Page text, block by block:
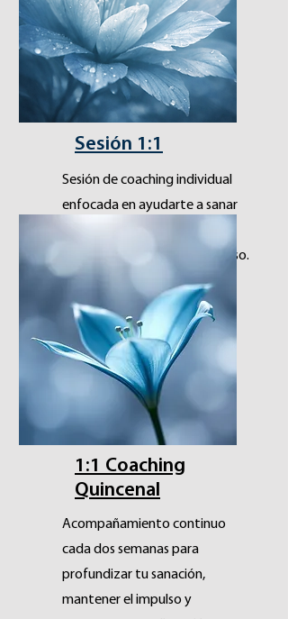
Sesión 1:1
Sesión de coaching individual
enfocada en ayudarte a sanar
claridad, paz y tu próximo paso.
USD
$133
Reservar
1:1 Coaching
Quincenal
Acompañamiento continuo
cada dos semanas para
profundizar tu sanación,
mantener el impulso y